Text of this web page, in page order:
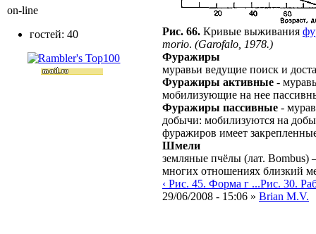
Рис. 66. Кривые выживания
morio. (Garofalo, 1978.)
Фуражиры
муравьи ведущие поиск и
Фуражиры активные -
мобилизующие на нее
Фуражиры пассивные -
добычи: мобилизуются на
фуражиров имеет
Шмели
земляные пчёлы (лат.
многих отношениях близкий
‹ Рис. 45. Форма г ...Рис. 30.
29/06/2008 - 15:06 » Brian M.V.
on-line
гостей: 40